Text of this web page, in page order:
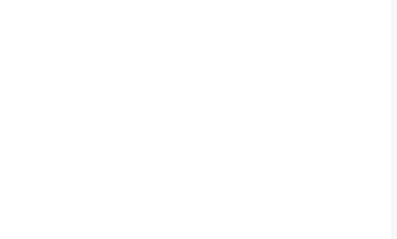
因素，導致無法順利配送，
將由買方自行支付。
天到貨前皆會再與您通知，
視狀況延後或停止運送服
定樓面。
定時日會給予折扣，
。